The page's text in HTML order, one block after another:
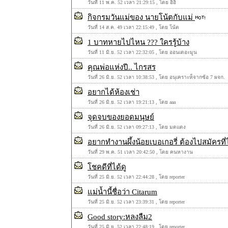
วันที่ 11 พ.ค. 52 เวลา 21:29:15 , โดย อิอิ
กิจกรมวันแม่ของ นายโน้ตกับแม่
วันที่ 14 ส.ค. 49 เวลา 22:15:49 , โดย โน้ต
1 บาทหายไปไหน ??? ใครรู้บ้าง
วันที่ 11 มิ.ย. 52 เวลา 22:32:05 , โดย ออนเดอะมูน
คุณพ่อแห่งปี.. ไกรสร
วันที่ 26 มิ.ย. 52 เวลา 10:38:53 , โดย อนุเคราะห็จากซ้อ 7 ผจก.
อยากได้ห้องเช่า
วันที่ 26 มิ.ย. 52 เวลา 19:21:13 , โดย aaa
จุดจบของยอดมนุษย์
วันที่ 26 มิ.ย. 52 เวลา 09:27:13 , โดย มดแดง
อยากทำงานผึ้งน้อยเบอเกอรี่ ต้องไปสมัคร
วันที่ 29 พ.ค. 51 เวลา 20:42:50 , โดย คนหางาน
โชคดีที่ได้ดู
วันที่ 25 มิ.ย. 52 เวลา 22:44:28 , โดย reporter
แม่น้ำนี้ชื่อว่า Citarum
วันที่ 25 มิ.ย. 52 เวลา 23:39:31 , โดย reporter
Good story:หลงลืม2
วันที่ 25 มิ.ย. 52 เวลา 22:48:19 , โดย reporter